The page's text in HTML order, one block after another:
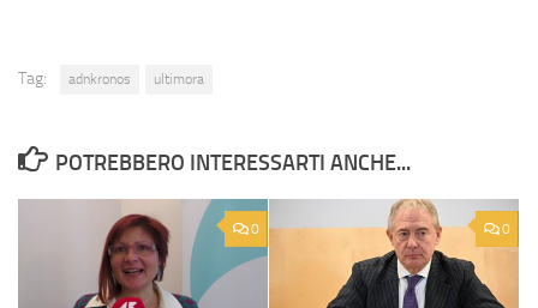
Tag: adnkronos ultimora
POTREBBERO INTERESSARTI ANCHE...
0 0